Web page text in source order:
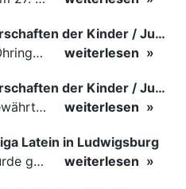
Landesmeisterschaften der Kinder / Junioren und Jugend fand in…
Der zweite Tag stand in Öhringen an.
weiterlesen
Landesmeisterschaften der Kinder / Junioren und Jugend fanden in…
Die Ausrichtung war in bewährten Händen (federführend vom Sportwart Stefan Eisemann) beim TSC Rot-Weiß Öhringen. Das Clubheim war liebevoll und frühlingshaft dekoriert. Der Club bot wie immer ein…
weiterlesen
Latein in Ludwigsburg
Nicht nur in Pforzheim wurde getanzt. In Ludwigsburg war die 1. Bundesliga Latein der Formationen zu Gast.
weiterlesen